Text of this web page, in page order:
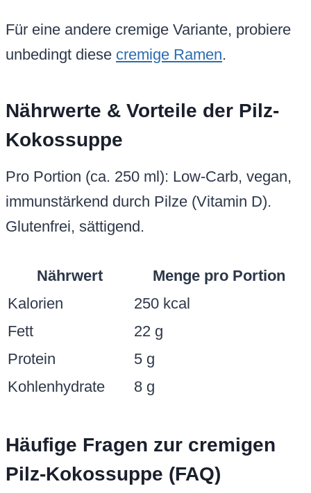
Für eine andere cremige Variante, probiere
unbedingt diese cremige Ramen.
Nährwerte & Vorteile der Pilz-
Kokossuppe
Pro Portion (ca. 250 ml): Low-Carb, vegan,
immunstärkend durch Pilze (Vitamin D).
Glutenfrei, sättigend.
Nährwert
Menge pro Portion
Kalorien
250 kcal
Fett
22 g
Protein
5 g
Kohlenhydrate
8 g
Häufige Fragen zur cremigen
Pilz-Kokossuppe (FAQ)